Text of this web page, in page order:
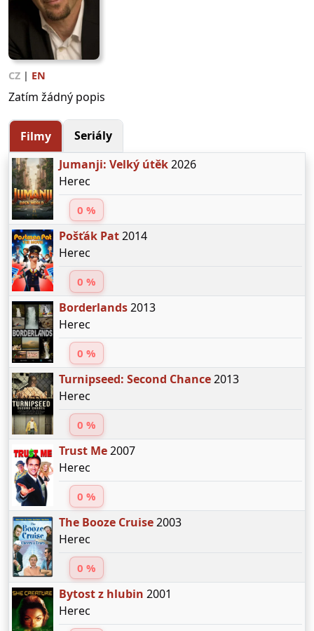
CZ | EN
Zatím žádný popis
Filmy
Seriály
Jumanji: Velký útěk2026
Herec
0 %
Pošťák Pat2014
Herec
0 %
Borderlands2013
Herec
0 %
Turnipseed: Second Chance2013
Herec
0 %
Trust Me2007
Herec
0 %
The Booze Cruise2003
Herec
0 %
Bytost z hlubin 2001
Herec